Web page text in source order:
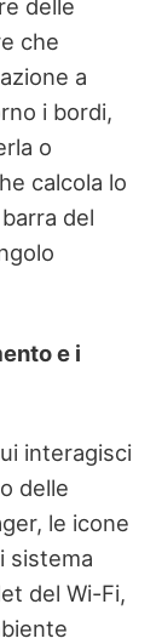
delle
che
a
i bordi,
o
calcola lo
del
e i
interagisci
delle
le icone
sistema
del Wi-Fi,